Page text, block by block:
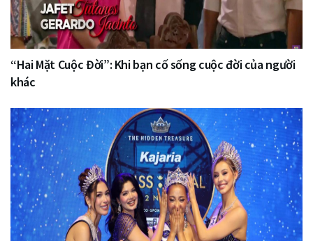
“Hai Mặt Cuộc Đời”: Khi bạn cố sống cuộc đời của người
khác